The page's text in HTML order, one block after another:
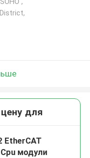
для
EtherCAT
модули